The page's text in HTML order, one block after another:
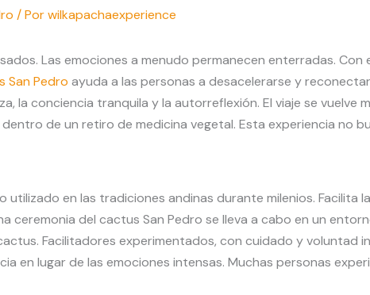
/ Porwilkapachaexperience
Las emociones a menudo permanecen enterradas.
San Pedro ayuda a las personas a desacelerarse y
la conciencia tranquila y la autorreflexión. El viaje se vuelve
de un retiro de medicina vegetal. Esta experiencia no
utilizado en las tradiciones andinas durante milenios. Facilita
ceremonia del cactus San Pedro se lleva a cabo en un
Facilitadores experimentados, con cuidado y voluntad
en lugar de las emociones intensas. Muchas personas